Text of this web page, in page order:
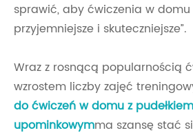
sprawić, aby ćwiczenia w domu
przyjemniejsze i skuteczniejsze”.
Wraz z rosnącą popularnością
wzrostem liczby zajęć
do ćwiczeń w domu z pudełkiem
upominkowymma szansę stać